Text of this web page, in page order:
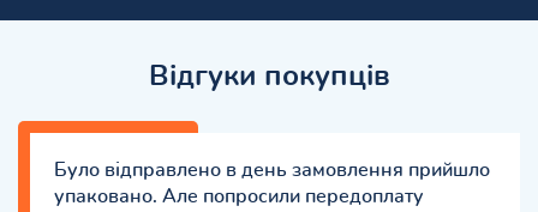
Відгуки покупців
Було відправлено в день замовлення прийшло
упаковано. Але попросили передоплату